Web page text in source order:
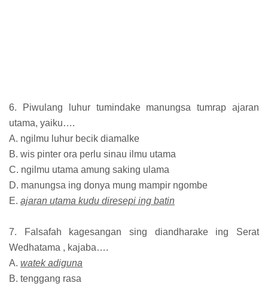
6. Piwulang luhur tumindake manungsa tumrap ajaran
utama, yaiku….
A. ngilmu luhur becik diamalke
B. wis pinter ora perlu sinau ilmu utama
C. ngilmu utama amung saking ulama
D. manungsa ing donya mung mampir ngombe
E. ajaran utama kudu diresepi ing batin
7. Falsafah kagesangan sing diandharake ing Serat
Wedhatama , kajaba….
A. watek adiguna
B. tenggang rasa